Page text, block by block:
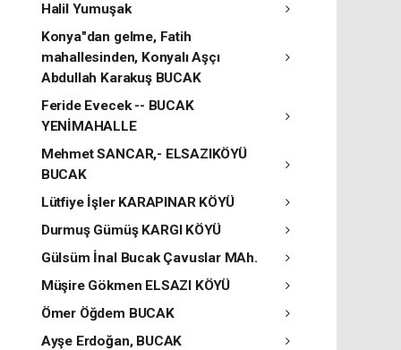
Halil Yumuşak
Konya"dan gelme, Fatih
mahallesinden, Konyalı Aşçı
Abdullah Karakuş BUCAK
Feride Evecek -- BUCAK
YENİMAHALLE
Mehmet SANCAR,- ELSAZIKÖYÜ
BUCAK
Lütfiye İşler KARAPINAR KÖYÜ
Durmuş Gümüş KARGI KÖYÜ
Gülsüm İnal Bucak Çavuslar MAh.
Müşire Gökmen ELSAZI KÖYÜ
Ömer Öğdem BUCAK
Ayşe Erdoğan, BUCAK